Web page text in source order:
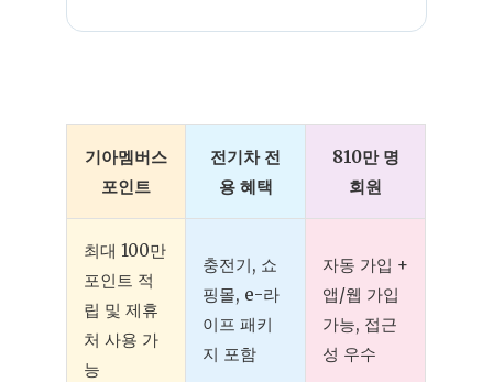
기아멤버스
포인트
전기차 전
용 혜택
810만 명
회원
최대 100만
포인트 적
립 및 제휴
처 사용 가
능
충전기, 쇼
핑몰, e-라
이프 패키
지 포함
자동 가입 +
앱/웹 가입
가능, 접근
성 우수